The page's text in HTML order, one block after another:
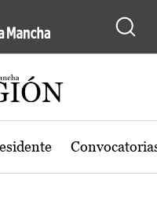
de Castilla-La